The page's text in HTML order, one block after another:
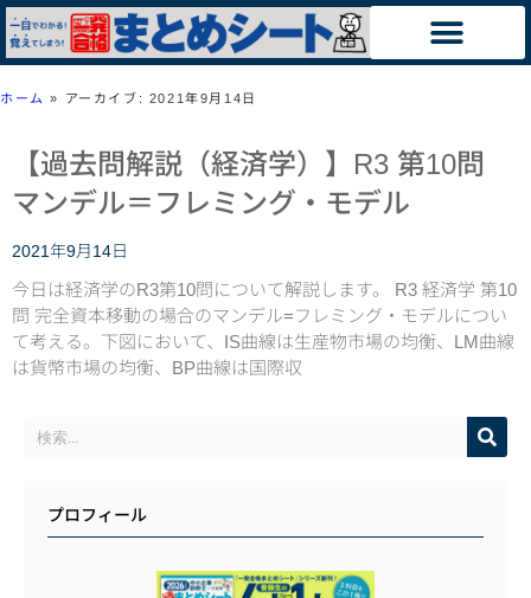
ホーム » アーカイブ: 2021年9月14日
【過去問解説（経済学）】R3 第10問
マンデル＝フレミング・モデル
2021年9月14日
今日は経済学のR3第10問について解説します。 R3 経済学 第10
問 完全資本移動の場合のマンデル=フレミング・モデルについ
て考える。下図において、IS曲線は生産物市場の均衡、LM曲線
は貨幣市場の均衡、BP曲線は国際収
プロフィール